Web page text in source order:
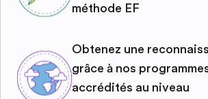
méthode EF
Obtenez une
grâce à nos
accrédités au niveau